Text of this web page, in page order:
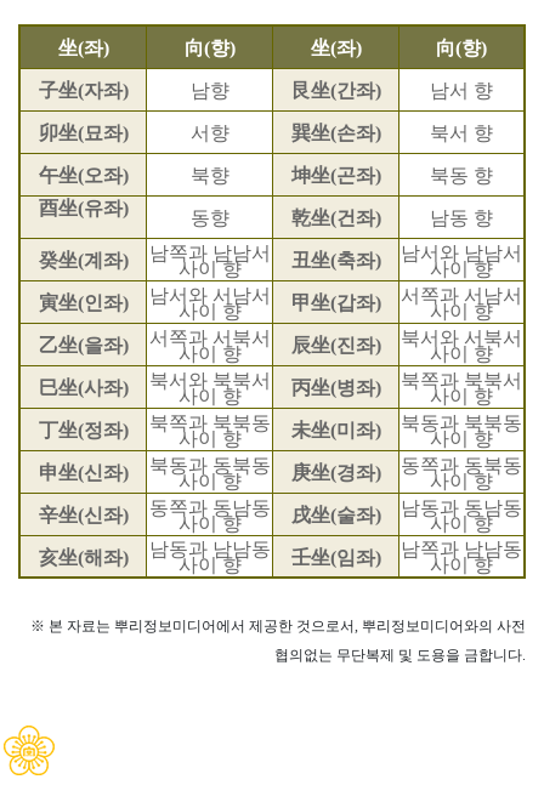
坐(좌) 向(향) 坐(좌) 向(향)
子坐(자좌) 남향 艮坐(간좌) 남서 향
卯坐(묘좌) 서향 巽坐(손좌) 북서 향
午坐(오좌) 북향 坤坐(곤좌)
북동 향
酉坐(유좌)
동향 乾坐(건좌) 남동 향
癸坐(계좌) 남쪽과 남남서
사이 향 丑坐(축좌) 남서와 남남서
사이 향
寅坐(인좌)
남서와 서남서
사이 향 甲坐(갑좌) 서쪽과 서남서
사이 향
乙坐(을좌)
서쪽과 서북서
사이 향 辰坐(진좌) 북서와 서북서
사이 향
巳坐(사좌)
북서와 북북서
사이 향 丙坐(병좌) 북쪽과 북북서
사이 향
丁坐(정좌)
북쪽과 북북동
사이 향 未坐(미좌) 북동과 북북동
사이 향
申坐(신좌)
북동과 동북동
사이 향 庚坐(경좌) 동쪽과 동북동
사이 향
辛坐(신좌)
동쪽과 동남동
사이 향 戌坐(술좌) 남동과 동남동
사이 향
亥坐(해좌)
남동과 남남동
사이 향 壬坐(임좌) 남쪽과 남남동
사이 향
※ 본 자료는 뿌리정보미디어에서 제공한 것으로서, 뿌리정보미디어와의 사전
협의없는 무단복제 및 도용을 금합니다.